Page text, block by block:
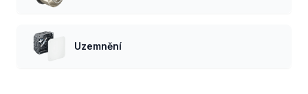
Uzemnění